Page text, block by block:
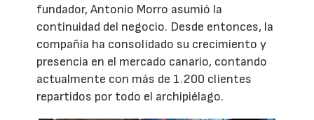
fundador, Antonio Morro asumió la
continuidad del negocio. Desde entonces, la
compañía ha consolidado su crecimiento y
presencia en el mercado canario, contando
actualmente con más de 1.200 clientes
repartidos por todo el archipiélago.